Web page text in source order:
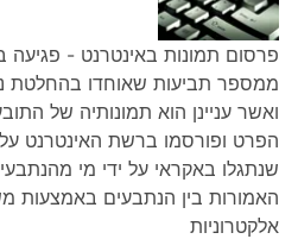
ממספר תביעות שאוחדו בהחלטת
ואשר עניינן הוא תמונותיה של
הפרט ופורסמו ברשת האינטרנט
שנתגלו באקראי על ידי מי
האמורות בין הנתבעים באמצעות
אלקטרוניות